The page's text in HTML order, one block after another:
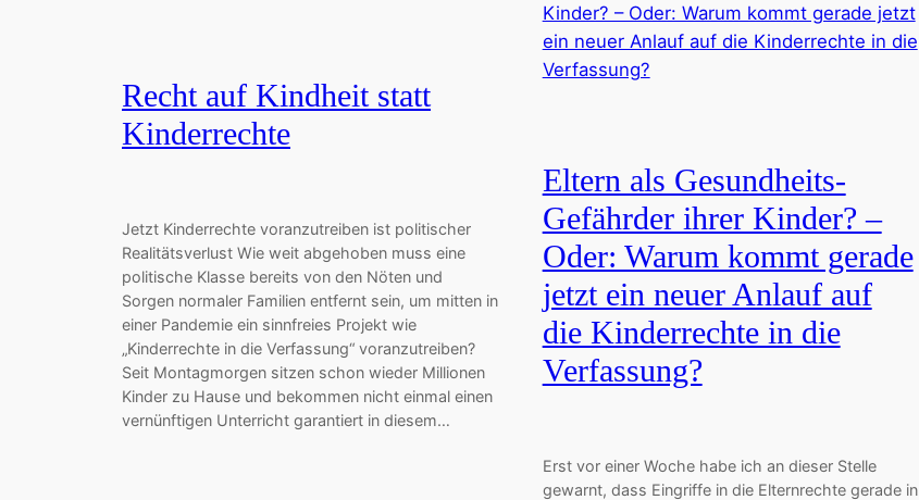
Recht auf Kindheit statt
Kinderrechte
Jetzt Kinderrechte voranzutreiben ist politischer
Realitätsverlust Wie weit abgehoben muss eine
politische Klasse bereits von den Nöten und
Sorgen normaler Familien entfernt sein, um mitten in
einer Pandemie ein sinnfreies Projekt wie
„Kinderrechte in die Verfassung“ voranzutreiben?
Seit Montagmorgen sitzen schon wieder Millionen
Kinder zu Hause und bekommen nicht einmal einen
vernünftigen Unterricht garantiert in diesem…
Eltern als Gesundheits-
Gefährder ihrer Kinder? –
Oder: Warum kommt gerade
jetzt ein neuer Anlauf auf
die Kinderrechte in die
Verfassung?
Erst vor einer Woche habe ich an dieser Stelle
gewarnt, dass Eingriffe in die Elternrechte gerade in